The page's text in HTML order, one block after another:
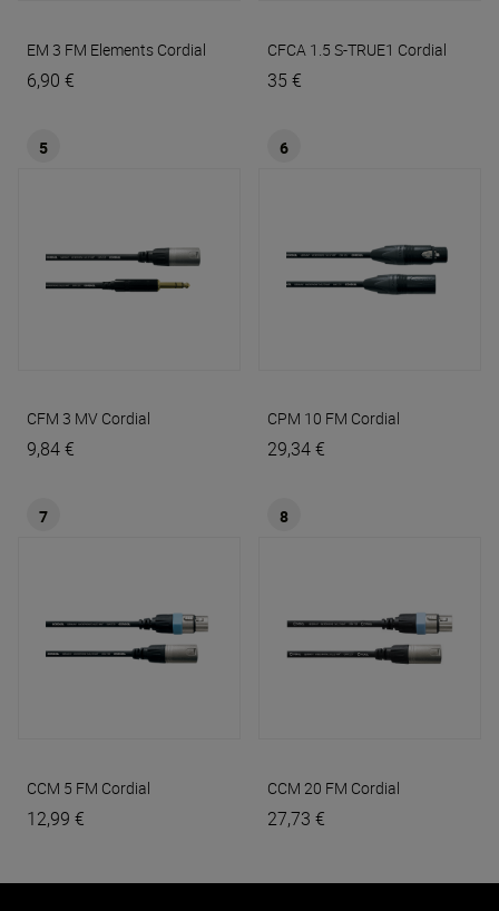
EM 3 FM Elements Cordial
6,90 €
CFCA 1.5 S-TRUE1 Cordial
35 €
5
CFM 3 MV Cordial
9,84 €
6
CPM 10 FM Cordial
29,34 €
7
CCM 5 FM Cordial
12,99 €
8
CCM 20 FM Cordial
27,73 €